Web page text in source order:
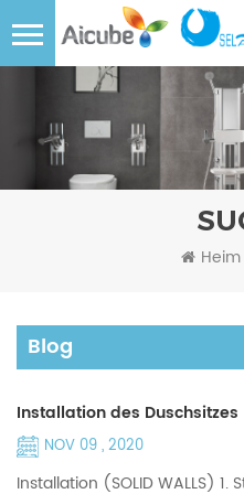
Heim
Blog
Installation des Duschsitzes
NOV 09 , 2020
Installation (SOLID WALLS)